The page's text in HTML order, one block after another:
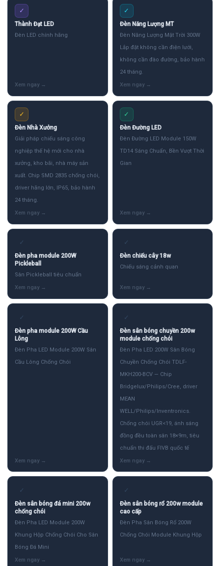
✓
Thành Đạt LED
Đèn LED chính hãng
✓
Đèn Năng Lượng MT
Đèn Năng Lượng Mặt Trời 300W
Lắp đặt không cần điện lưới,
không cần đào đường, bảo hành
24 tháng.
✓
Đèn Nhà Xưởng
Giải pháp chiếu sáng công
nghiệp thế hệ mới cho nhà
xưởng, kho bãi, nhà máy sản
xuất. Chip SMD 2835 chống chói,
driver hãng lớn, IP65, bảo hành
24 tháng.
✓
Đèn Đường LED
Đèn Đường LED Module 150W
TD14 Sáng Chuẩn, Bền Vượt Thời
Gian
✓
Đèn pha module 200W
Pickleball
Sân Pickleball tiêu chuẩn
✓
Đèn chiếu cây 18w
Chiếu sáng cảnh quan
✓
Đèn pha module 200W Cầu
Lông
Đèn Pha LED Module 200W Sân
Cầu Lông Chống Chói
✓
Đèn sân bóng chuyền 200w
module chống chói
Đèn Pha LED 200W Sân Bóng
Chuyền Chống Chói TDLF-
MKH200-BCV — Chip
Bridgelux/Philips/Cree, driver
MEAN
WELL/Philips/Inventronics.
Chống chói UGR<19, ánh sáng
đồng đều toàn sân 18×9m, tiêu
chuẩn thi đấu FIVB quốc tế
✓
Đèn sân bóng đá mini 200w
chống chói
Đèn Pha LED Module 200W
Khung Hộp Chống Chói Cho Sân
Bóng Đá Mini
✓
Đèn sân bóng rổ 200w module
cao cấp
Đèn Pha Sân Bóng Rổ 200W
Chống Chói Module Khung Hộp